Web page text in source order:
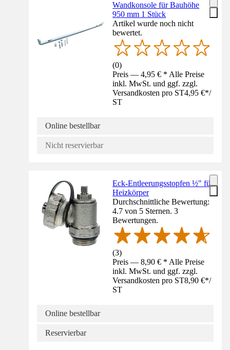
Wandkonsole für Bauhöhe
950 mm 1 Stück
Artikel wurde noch nicht
bewertet.
(0)
Preis — 4,95 € * Alle Preise
inkl. MwSt. und ggf. zzgl.
Versandkosten pro ST4,95 €*/
ST
Online bestellbar
Nicht reservierbar
Eck-Entleerungsstopfen ½" für
Heizkörper
Durchschnittliche Bewertung:
4.7 von 5 Sternen. 3
Bewertungen.
(3)
Preis — 8,90 € * Alle Preise
inkl. MwSt. und ggf. zzgl.
Versandkosten pro ST8,90 €*/
ST
Online bestellbar
Reservierbar